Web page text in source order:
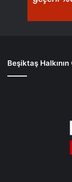
Beşiktaş